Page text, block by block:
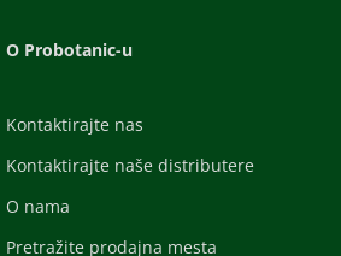
O Probotanic-u
Kontaktirajte nas
Kontaktirajte naše distributere
O nama
Pretražite prodajna mesta